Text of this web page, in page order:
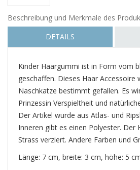
Beschreibung und Merkmale des
DETAILS
Kinder Haargummi ist in Form vom
geschaffen. Dieses Haar Accessoire
Naschkatze bestimmt gefallen. Es
Prinzessin Verspieltheit und
Der Artikel wurde aus Atlas- und
Inneren gibt es einen Polyester. Der
Strass verziert. Andere Farben und
Länge: 7 cm, breite: 3 cm, höhe: 5